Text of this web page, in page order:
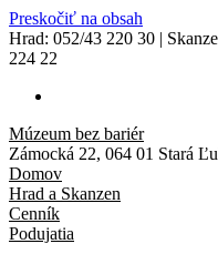
Preskočiť na obsah
Hrad: 052/43 220 30 |
224 22
Múzeum bez bariér
Zámocká 22, 064 01 Stará
Domov
Hrad a Skanzen
Cenník
Podujatia